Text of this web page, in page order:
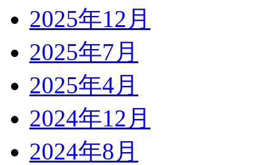
2025年12月
2025年7月
2025年4月
2024年12月
2024年8月